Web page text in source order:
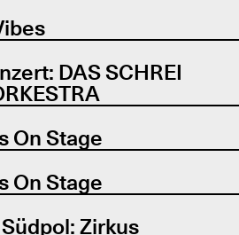
DAS SCHREI
On Stage
On Stage
Zirkus